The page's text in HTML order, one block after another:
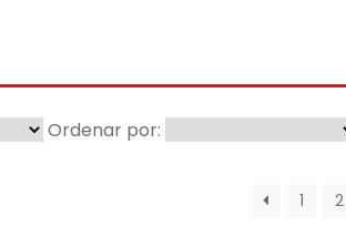
Ordenar por:
1 2